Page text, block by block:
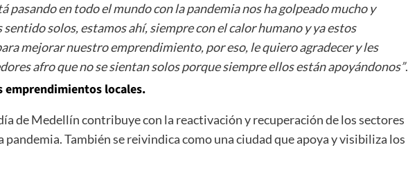
pasando en todo el mundo con la pandemia nos ha golpeado mucho y
sentido solos, estamos ahí, siempre con el calor humano y ya estos
mejorar nuestro emprendimiento, por eso, le quiero agradecer y les
afro que no se sientan solos porque siempre ellos están apoyándonos”.
emprendimientos locales.
de Medellín contribuye con la reactivación y recuperación de los sectores
También se reivindica como una ciudad que apoya y visibiliza los